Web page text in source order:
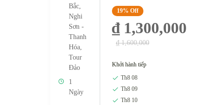
Bắc
Nghi
Sơn -
Thanh
Hóa
Tour
Đảo
1
Ngày
19% Off
₫ 1,300,000
₫ 1,600,000
Khởi hành tiếp
Th8 08
Th8 09
Th8 10